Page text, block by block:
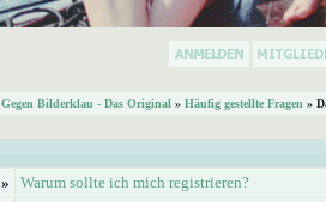
Gegen Bilderklau - Das Original » Häufig gestellte Fragen »
»
Warum sollte ich mich registrieren?